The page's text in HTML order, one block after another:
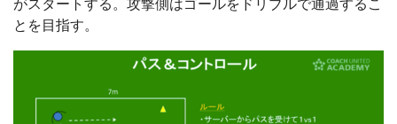
がスタートする。攻撃側はゴールをドリブルで通過するこ
とを目指す。